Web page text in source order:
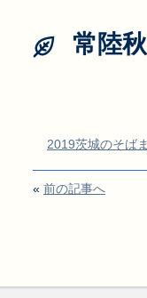
常陸
2019茨城のそば
« 前の記事へ